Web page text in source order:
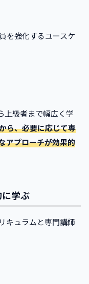
を強化するユースケ
上級者まで幅広く学
ら、必要に応じて専
アプローチが効果的
学ぶ
キュラムと専門講師